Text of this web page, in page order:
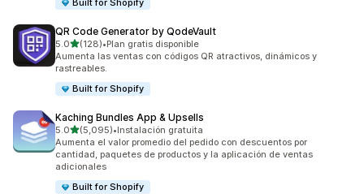
Built for Shopify
QR Code Generator by QodeVault
5.0de 5 estrellas
(128)
128 reseñas en total
•Plan gratis disponible
Aumenta las ventas con códigos QR atractivos, dinámicos y
rastreables.
Built for Shopify
Kaching Bundles App & Upsells
5.0de 5 estrellas
(5,095)
5095 reseñas en total
•Instalación gratuita
Aumenta el valor promedio del pedido con descuentos por
cantidad, paquetes de productos y la aplicación de ventas
adicionales
Built for Shopify